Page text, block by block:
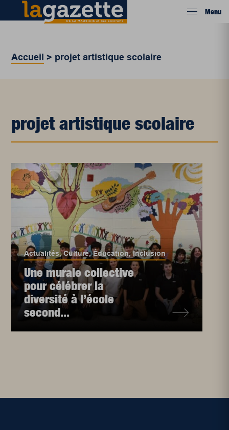
Menu
Accueil > projet artistique scolaire
projet artistique scolaire
Actualités,Culture,Éducation,Inclusion
Une murale collective
pour célébrer la
diversité à l’école
second...